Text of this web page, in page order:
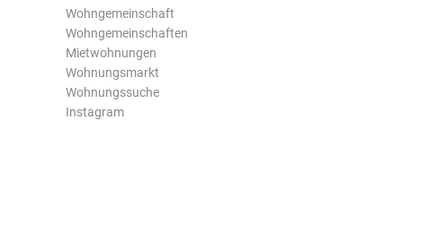
Wohngemeinschaft
Wohngemeinschaften
Mietwohnungen
Wohnungsmarkt
Wohnungssuche
Instagram